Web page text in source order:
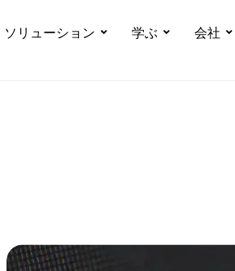
ソリューション 学ぶ 会社